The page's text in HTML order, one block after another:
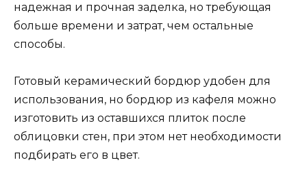
надежная и прочная заделка, но требующая
больше времени и затрат, чем остальные
способы.
Готовый керамический бордюр удобен для
использования, но бордюр из кафеля можно
изготовить из оставшихся плиток после
облицовки стен, при этом нет необходимости
подбирать его в цвет.